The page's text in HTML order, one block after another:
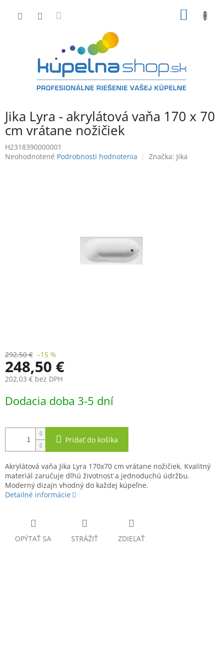
Jika Lyra - akrylátová vaňa 170 x 70
cm vrátane nožičiek
H2318390000001
Priemerné
Neohodnotené Podrobnosti hodnotenia Značka: Jika
292,50 € –15 %
248,50 €
202,03 € bez DPH
cena:
Dodacia doba 3-5 dní
Pridať do košíka
Akrylátová vaňa Jika Lyra 170x70 cm vrátane nožičiek. Kvalitný
materiál zaručuje dlhú životnosť a jednoduchú údržbu.
Moderný dizajn vhodný do každej kúpeľne.
Detailné informácie
OPÝTAŤ SA STRÁŽIŤ ZDIEĽAŤ